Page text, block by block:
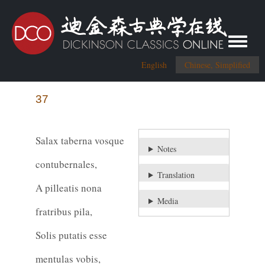
English Chinese, Simplified
Toggle
37
Salax taberna vosque
contubernales,
A pilleatis nona
fratribus pila,
Solis putatis esse
mentulas vobis,
Notes
Translation
Media